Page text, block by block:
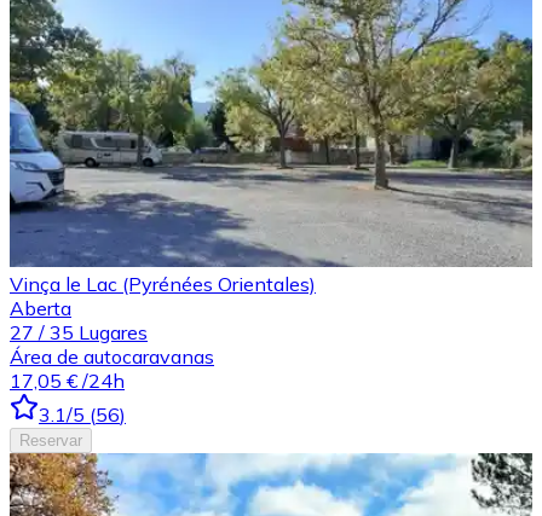
Vinça le Lac (Pyrénées Orientales)
Aberta
27 / 35 Lugares
Área de autocaravanas
17,05 € /24h
3.1/5 (56)
Reservar